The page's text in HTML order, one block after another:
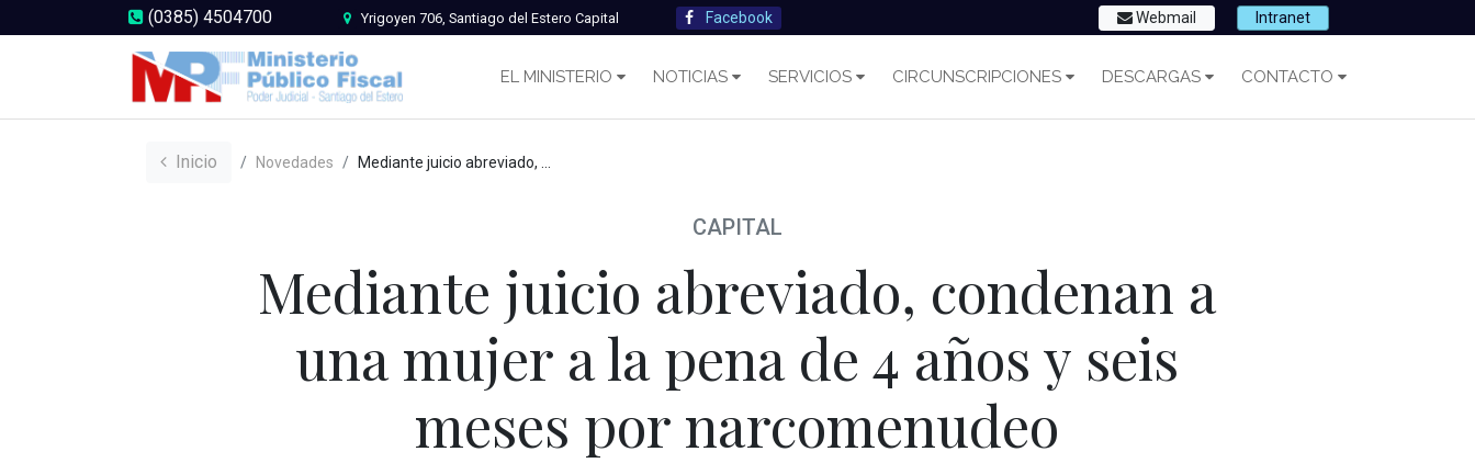
(0385) 4504700 Yrigoyen 706, Santiago del Estero Capital Facebook Webmail Intranet
EL MINISTERIO NOTICIAS SERVICIOS CIRCUNSCRIPCIONES DESCARGAS CONTACTO
Inicio Novedades Mediante juicio abreviado, condenan a una mujer a la pena de 4 años y seis meses por narcomenudeo
CAPITAL
Mediante juicio abreviado, condenan a
una mujer a la pena de 4 años y seis
meses por narcomenudeo